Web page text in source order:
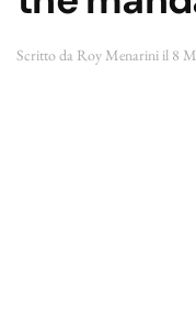
Scritto da Roy Menarini il 8